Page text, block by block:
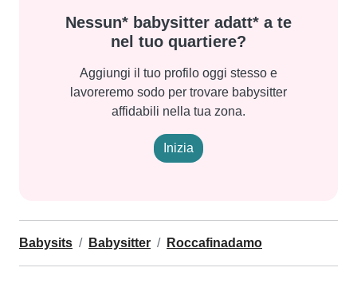
Nessun* babysitter adatt* a te
nel tuo quartiere?
Aggiungi il tuo profilo oggi stesso e
lavoreremo sodo per trovare babysitter
affidabili nella tua zona.
Inizia
Babysits Babysitter Roccafinadamo